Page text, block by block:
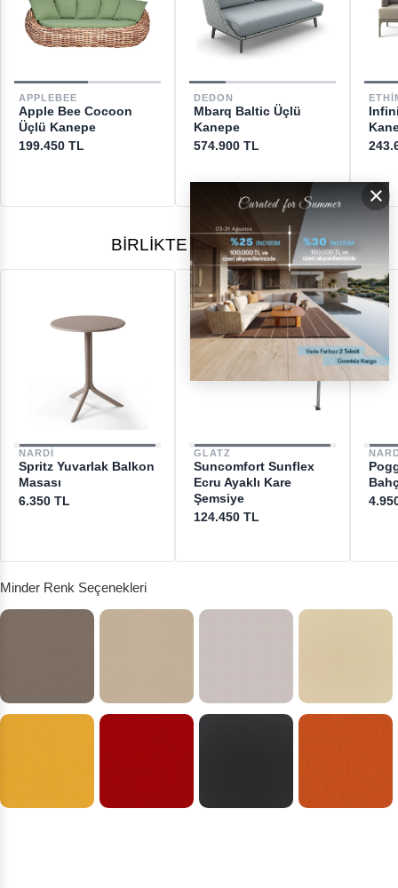
GERİ ÖDEMELER
DESTEK
[email protected]
Minder Renk Seçenekleri
APPLEBEE
Apple Bee Cocoon
Üçlü Kanepe
199.450 TL
DEDON
Mbarq Baltic Üçlü
Kanepe
574.900 TL
BIRLIKTE ALINANLAR
NARDI
Spritz Yuvarlak Balkon
Masası
6.350 TL
GLATZ
Suncomfort Sunflex
Ecru Ayaklı Kare
Şemsiye
124.450 TL
×